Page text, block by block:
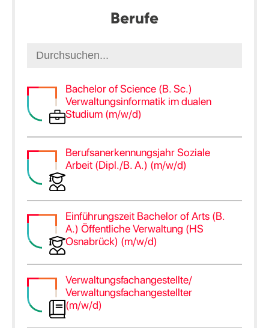
Berufe
Bachelor of Science (B. Sc.)
Verwaltungsinformatik im dualen
Studium (m/w/d)
Berufsanerkennungsjahr Soziale
Arbeit (Dipl./B. A.) (m/w/d)
Einführungszeit Bachelor of Arts (B.
A.) Öffentliche Verwaltung (HS
Osnabrück) (m/w/d)
Verwaltungsfachangestellte/
Verwaltungsfachangestellter
(m/w/d)